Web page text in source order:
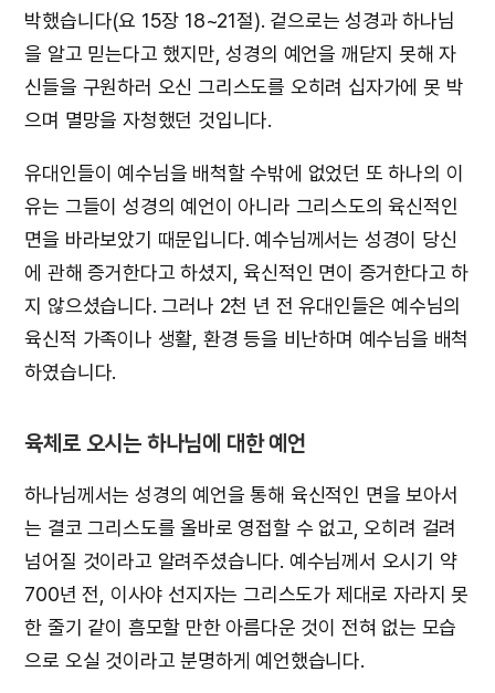
박했습니다(요 15장 18~21절). 겉으로는 성경과 하나님
을 알고 믿는다고 했지만, 성경의 예언을 깨닫지 못해 자
신들을 구원하러 오신 그리스도를 오히려 십자가에 못 박
으며 멸망을 자청했던 것입니다.
유대인들이 예수님을 배척할 수밖에 없었던 또 하나의 이
유는 그들이 성경의 예언이 아니라 그리스도의 육신적인
면을 바라보았기 때문입니다. 예수님께서는 성경이 당신
에 관해 증거한다고 하셨지, 육신적인 면이 증거한다고 하
지 않으셨습니다. 그러나 2천 년 전 유대인들은 예수님의
육신적 가족이나 생활, 환경 등을 비난하며 예수님을 배척
하였습니다.
육체로 오시는 하나님에 대한 예언
하나님께서는 성경의 예언을 통해 육신적인 면을 보아서
는 결코 그리스도를 올바로 영접할 수 없고, 오히려 걸려
넘어질 것이라고 알려주셨습니다. 예수님께서 오시기 약
700년 전, 이사야 선지자는 그리스도가 제대로 자라지 못
한 줄기 같이 흠모할 만한 아름다운 것이 전혀 없는 모습
으로 오실 것이라고 분명하게 예언했습니다.